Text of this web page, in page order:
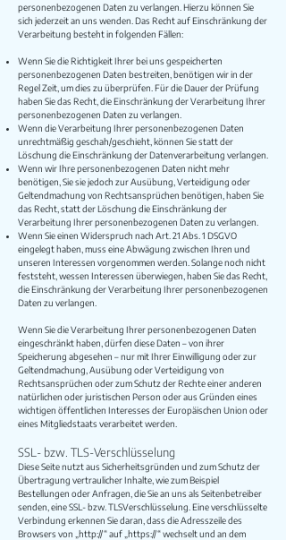
personenbezogenen Daten zu verlangen. Hierzu können Sie
sich jederzeit an uns wenden. Das Recht auf Einschränkung der
Verarbeitung besteht in folgenden Fällen:
Wenn Sie die Richtigkeit Ihrer bei uns gespeicherten
personenbezogenen Daten bestreiten, benötigen wir in der
Regel Zeit, um dies zu überprüfen. Für die Dauer der Prüfung
haben Sie das Recht, die Einschränkung der Verarbeitung Ihrer
personenbezogenen Daten zu verlangen.
Wenn die Verarbeitung Ihrer personenbezogenen Daten
unrechtmäßig geschah/geschieht, können Sie statt der
Löschung die Einschränkung der Datenverarbeitung verlangen.
Wenn wir Ihre personenbezogenen Daten nicht mehr
benötigen, Sie sie jedoch zur Ausübung, Verteidigung oder
Geltendmachung von Rechtsansprüchen benötigen, haben Sie
das Recht, statt der Löschung die Einschränkung der
Verarbeitung Ihrer personenbezogenen Daten zu verlangen.
Wenn Sie einen Widerspruch nach Art. 21 Abs. 1 DSGVO
eingelegt haben, muss eine Abwägung zwischen Ihren und
unseren Interessen vorgenommen werden. Solange noch nicht
feststeht, wessen Interessen überwiegen, haben Sie das Recht,
die Einschränkung der Verarbeitung Ihrer personenbezogenen
Daten zu verlangen.
Wenn Sie die Verarbeitung Ihrer personenbezogenen Daten
eingeschränkt haben, dürfen diese Daten – von ihrer
Speicherung abgesehen – nur mit Ihrer Einwilligung oder zur
Geltendmachung, Ausübung oder Verteidigung von
Rechtsansprüchen oder zum Schutz der Rechte einer anderen
natürlichen oder juristischen Person oder aus Gründen eines
wichtigen öffentlichen Interesses der Europäischen Union oder
eines Mitgliedstaats verarbeitet werden.
SSL- bzw. TLS-Verschlüsselung
Diese Seite nutzt aus Sicherheitsgründen und zum Schutz der
Übertragung vertraulicher Inhalte, wie zum Beispiel
Bestellungen oder Anfragen, die Sie an uns als Seitenbetreiber
senden, eine SSL- bzw. TLSVerschlüsselung. Eine verschlüsselte
Verbindung erkennen Sie daran, dass die Adresszeile des
Browsers von „http://“ auf „https://“ wechselt und an dem